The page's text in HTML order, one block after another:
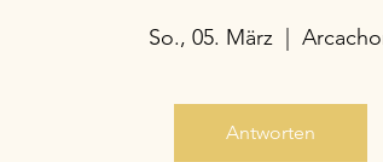
So., 05. März
  |
Antworten